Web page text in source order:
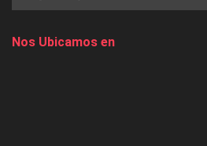
Nos Ubicamos en